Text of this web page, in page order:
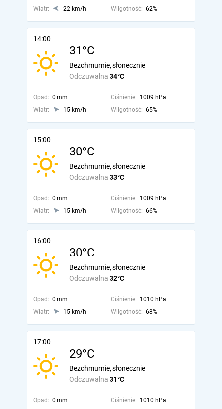
Wiatr:
22 km/h Wilgotność: 62%
14:00
31°C
Odczuwalna 34°C
Bezchmurnie, słonecznie
Opad: 0 mm Ciśnienie: 1009 hPa
Wiatr:
15 km/h Wilgotność: 65%
15:00
30°C
Odczuwalna 33°C
Bezchmurnie, słonecznie
Opad: 0 mm Ciśnienie: 1009 hPa
Wiatr:
15 km/h Wilgotność: 66%
16:00
30°C
Odczuwalna 32°C
Bezchmurnie, słonecznie
Opad: 0 mm Ciśnienie: 1010 hPa
Wiatr:
15 km/h Wilgotność: 68%
17:00
29°C
Odczuwalna 31°C
Bezchmurnie, słonecznie
Opad: 0 mm Ciśnienie: 1010 hPa